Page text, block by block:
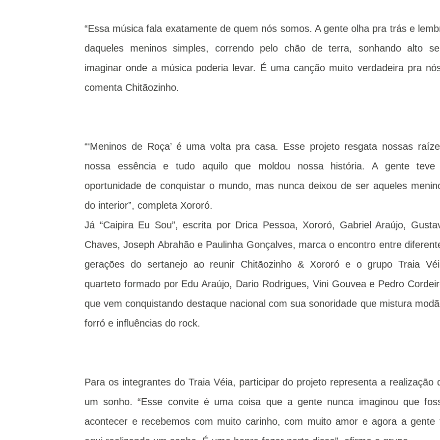
“Essa música fala exatamente de quem nós somos. A gente olha pra trás e
daqueles meninos simples, correndo pelo chão de terra, sonhando alto
imaginar onde a música poderia levar. É uma canção muito verdadeira pra
comenta Chitãozinho.
“‘Meninos de Roça’ é uma volta pra casa. Esse projeto resgata nossas
nossa essência e tudo aquilo que moldou nossa história. A gente
oportunidade de conquistar o mundo, mas nunca deixou de ser aqueles
do interior”, completa Xororó.
Já “Caipira Eu Sou”, escrita por Drica Pessoa, Xororó, Gabriel Araújo,
Chaves, Joseph Abrahão e Paulinha Gonçalves, marca o encontro entre
gerações do sertanejo ao reunir Chitãozinho & Xororó e o grupo Traia
quarteto formado por Edu Araújo, Dario Rodrigues, Vini Gouvea e Pedro
que vem conquistando destaque nacional com sua sonoridade que mistura
forró e influências do rock.
Para os integrantes do Traia Véia, participar do projeto representa a realização
um sonho. “Esse convite é uma coisa que a gente nunca imaginou que
acontecer e recebemos com muito carinho, com muito amor e agora a gente